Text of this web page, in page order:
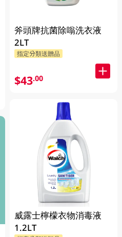
斧頭牌抗菌除嗡洗衣液
2LT
指定分類送贈品
$43.00
威露士檸檬衣物消毒液
1.2LT